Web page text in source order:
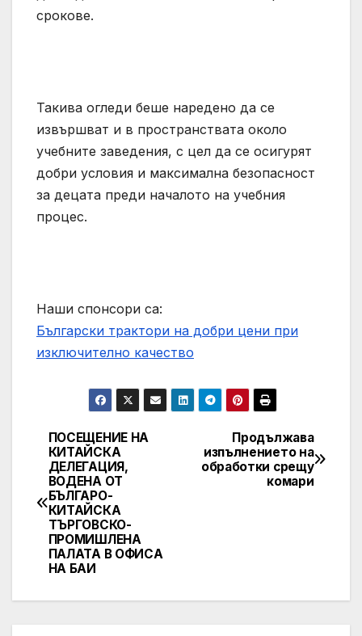
срокове.
Такива огледи беше наредено да се
извършват и в пространствата около
учебните заведения, с цел да се осигурят
добри условия и максимална безопасност
за децата преди началото на учебния
процес.
Наши спонсори са:
Български трактори на добри цени при
изключително качество
Post
navigation
Продължава
изпълнението на
обработки срещу
комари
ПОСЕЩЕНИЕ НА
КИТАЙСКА
ДЕЛЕГАЦИЯ,
ВОДЕНА ОТ
БЪЛГАРО-
КИТАЙСКА
ТЪРГОВСКО-
ПРОМИШЛЕНА
ПАЛАТА В ОФИСА
НА БАИ